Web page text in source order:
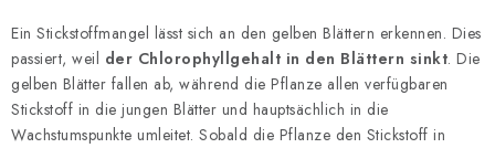
Ein Stickstoffmangel lässt sich an den gelben Blättern erkennen. Dies
passiert, weil der Chlorophyllgehalt in den Blättern sinkt. Die
gelben Blätter fallen ab, während die Pflanze allen verfügbaren
Stickstoff in die jungen Blätter und hauptsächlich in die
Wachstumspunkte umleitet. Sobald die Pflanze den Stickstoff in